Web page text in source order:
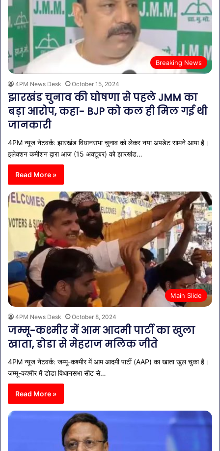
Breaking News
4PM News Desk October 15, 2024
झारखंड चुनाव की घोषणा से पहले JMM का
बड़ा आरोप, कहा- BJP को कल ही मिल गई थी
जानकारी
4PM न्यूज नेटवर्क: झारखंड विधानसभा चुनाव को लेकर नया अपडेट सामने आया है।
इलेक्शन कमीशन द्वारा आज (15 अक्टूबर) को झारखंड…
Read More »
Main Slide
4PM News Desk October 8, 2024
जम्मू-कश्मीर में आम आदमी पार्टी का खुला
खाता, डोडा से मेहराज मलिक जीते
4PM न्यूज नेटवर्क: जम्मू-कश्मीर में आम आदमी पार्टी (AAP) का खाता खुल चुका है।
जम्मू-कश्मीर में डोडा विधानसभा सीट से…
Read More »